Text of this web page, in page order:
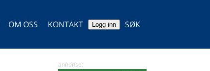
OM OSS KONTAKT Logg inn SØK